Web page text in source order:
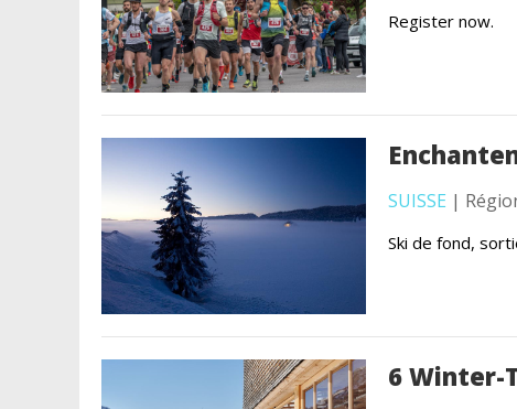
Register now.
SUISSE |
Ski de fond,
6 Winter-